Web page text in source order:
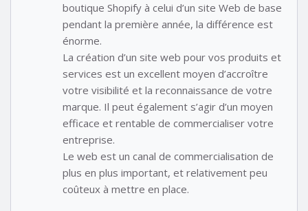
boutique Shopify à celui d’un site Web de base
pendant la première année, la différence est
énorme.
La création d’un site web pour vos produits et
services est un excellent moyen d’accroître
votre visibilité et la reconnaissance de votre
marque. Il peut également s’agir d’un moyen
efficace et rentable de commercialiser votre
entreprise.
Le web est un canal de commercialisation de
plus en plus important, et relativement peu
coûteux à mettre en place.